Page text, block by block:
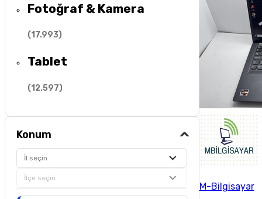
Fotoğraf & Kamera
(17.993)
Tablet
(12.597)
Konum
İl seçin
İlçe seçin
M-Bilgisayar